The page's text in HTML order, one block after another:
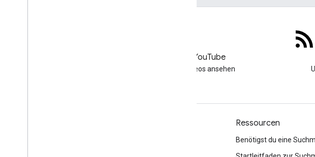
YouTube
Videos ansehen
Ressourcen
Benötigst du eine